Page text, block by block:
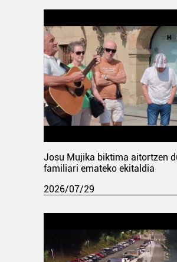
Josu Mujika biktima aitortzen
familiari emateko ekitaldia
2026/07/29